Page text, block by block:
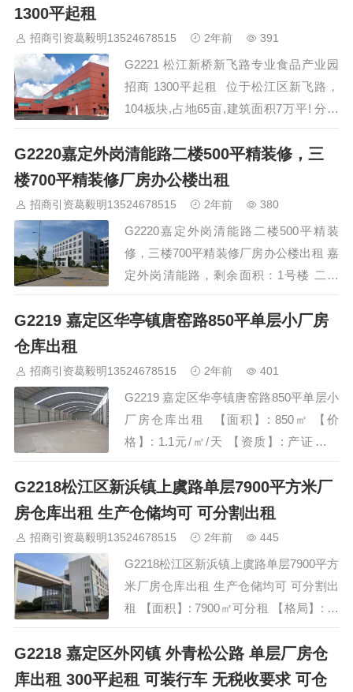
2000平方米，工业用地，可以生产，也可
企业咨询。 园区直接招商热线 400-0123-
021 全程免佣金，…
1300平起租
招商引资葛毅明13524678515 2年前 391
G2221 松江新桥新飞路专业食品产业园
招商 1300平起租 位于松江区新飞路，
104板块,占地65亩,建筑面积7万平! 分租
面积:1300、1800、4000、6000 整栋面
积:7600㎡、16000㎡ 配套:6000kva配
电、300吨污水池(可增至700吨)、天然
气！ 已入驻品牌企业:晋家门、王家沙、
各类食品相关…
G2220嘉定外岗清能路二楼500平精装修，三
楼700平精装修厂房办公楼出租
招商引资葛毅明13524678515 2年前 380
G2220嘉定外岗清能路二楼500平精装
修，三楼700平精装修厂房办公楼出租 嘉
定外岗清能路，剩余面积：1号楼 二楼
500平精装修，三楼700平精装修，配3吨
货梯，104板块可办环评，适合仓储、电
与投资促进服务 招商热线 400-0123-
G2219 嘉定区华亭镇唐窑路850平单层小厂房
仓库出租
招商引资葛毅明13524678515 2年前 401
G2219 嘉定区华亭镇唐窑路850平单层小
厂房仓库出租 【面积】: 850㎡ 【价
格】: 1.1元/㎡/天 【资质】: 产证齐全
【层高】: 7.5米 【结构】: 钢混 【配
电】: 50KVA 【格局】: 单层 【业态】: 仓
储、电商、快递、配送、包装、小加工等
无污染行业 【交…
​G2218松江区新浜镇上虞路单层7900平方米厂
房仓库出租 生产仓储均可 可分割出租
招商引资葛毅明13524678515 2年前 445
G2218松江区新浜镇上虞路单层7900平方
米厂房仓库出租 生产仓储均可 可分割出
租 【面积】: 7900㎡可分租 【格局】: 全
单层(可分为两个独门独院) 【价
格】: 1.15元/㎡/天 【资质】: 产证齐全，
可注册环坪 【层高】: 9米 【结构】: 钢混
G2218 嘉定区外冈镇 外青松公路 单层厂房仓
库出租 300平起租 可装行车 无税收要求 可仓